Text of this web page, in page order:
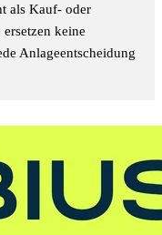
als Kauf- oder
keine
Anlageentscheidung